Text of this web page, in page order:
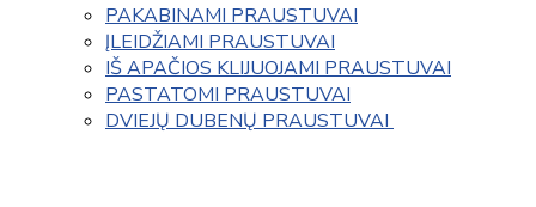
PAKABINAMI PRAUSTUVAI
ĮLEIDŽIAMI PRAUSTUVAI
IŠ APAČIOS KLIJUOJAMI PRAUSTUVAI
PASTATOMI PRAUSTUVAI
DVIEJŲ DUBENŲ PRAUSTUVAI